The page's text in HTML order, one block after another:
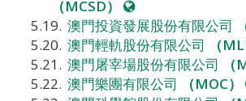
（MCSD）
網
站
澳門投資發展股份有限公司
澳門輕軌股份有限公司 （
澳門屠宰場股份有限公司 （
澳門樂團有限公司 （MOC）